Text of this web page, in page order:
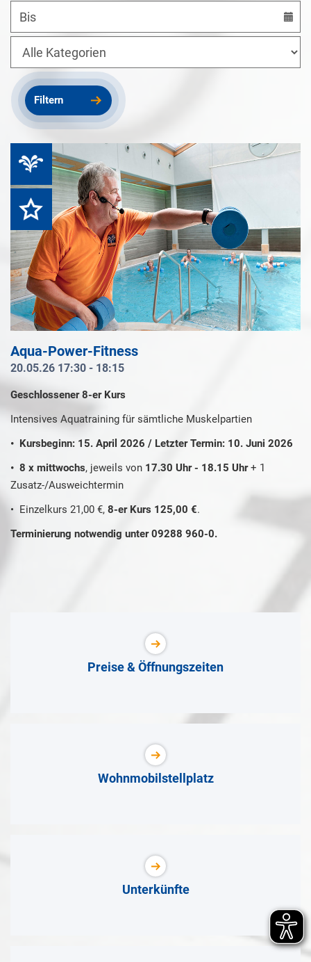
bis
Filtern
Therme
Highlight
Aqua-Power-Fitness
20.05.26 17:30 - 18:15
Geschlossener 8-er Kurs
Intensives Aquatraining für sämtliche Muskelpartien
• Kursbeginn: 15. April 2026 / Letzter Termin: 10. Juni 2026
• 8 x mittwochs, jeweils von 17.30 Uhr - 18.15 Uhr+ 1
Zusatz-/Ausweichtermin
• Einzelkurs 21,00 €, 8-er Kurs 125,00 €.
Terminierung notwendig unter 09288 960-0.
Preise & Öffnungszeiten
Wohnmobilstellplatz
Unterkünfte